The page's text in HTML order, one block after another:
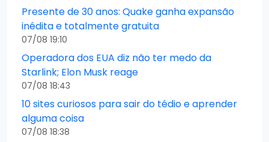
Presente de 30 anos: Quake ganha expansão
inédita e totalmente gratuita
07/08 19:10
Operadora dos EUA diz não ter medo da
Starlink; Elon Musk reage
07/08 18:43
10 sites curiosos para sair do tédio e aprender
alguma coisa
07/08 18:38